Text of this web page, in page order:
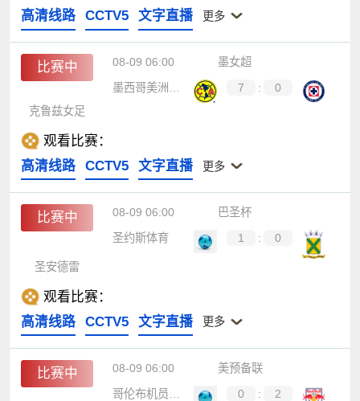
高清线路
CCTV5 文字直播 更多
比赛中 08-09 06:00
墨女超
墨西哥美洲女足
7 :
0
克鲁兹女足
观看比赛：
高清线路
CCTV5 文字直播 更多
比赛中 08-09 06:00
巴圣杯
圣约斯体育
1 : 0
圣安德雷
观看比赛：
高清线路
CCTV5 文字直播 更多
比赛中 08-09 06:00
美预备联
0 :
2